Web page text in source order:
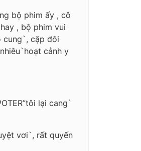
bộ phim ấy , cô
, bộ phim vui
cung`, cặp đôi
cảnh y
lại cang`
vơi`, rất quyến